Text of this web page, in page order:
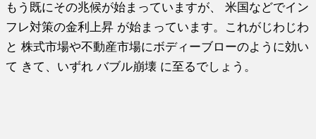
もう既にその兆候が始まっていますが、 米国などでイン
フレ対策の金利上昇 が始まっています。これがじわじわ
と 株式市場や不動産市場にボディーブローのように効い
て きて、いずれ バブル崩壊 に至るでしょう。